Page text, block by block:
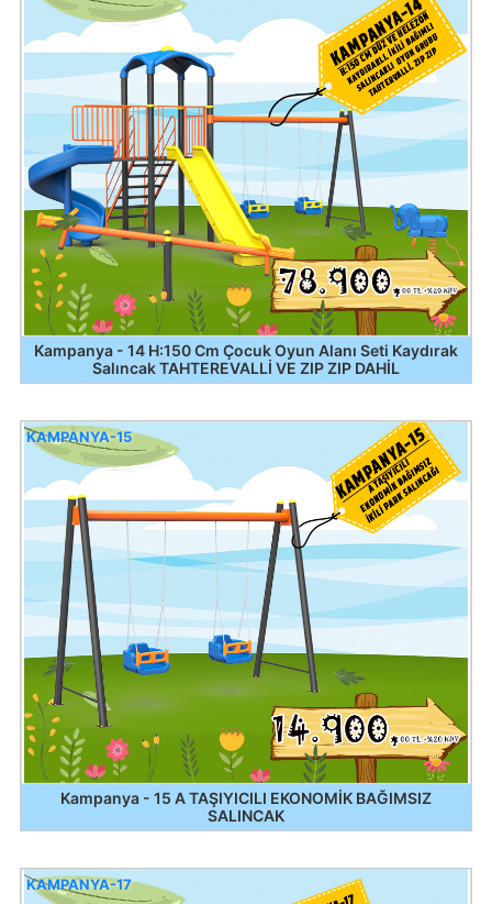
Kampanya - 14 H:150 Cm Çocuk Oyun Alanı Seti Kaydırak
Salıncak TAHTEREVALLİ VE ZIP ZIP DAHİL
Kampanya - 15 A TAŞIYICILI EKONOMİK BAĞIMSIZ
SALINCAK
KAMPANYA-15
KAMPANYA-17